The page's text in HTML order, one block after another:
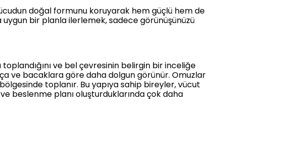
doğal formunu koruyarak hem güçlü hem de
bir planla ilerlemek, sadece görünüşünüzü
toplandığını ve bel çevresinin belirgin bir inceliğe
ve bacaklara göre daha dolgun görünür. Omuzlar
toplanır. Bu yapıya sahip bireyler, vücut
beslenme planı oluşturduklarında çok daha